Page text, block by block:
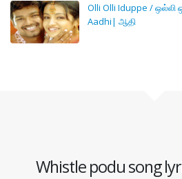
Olli Olli Iduppe / ஒல்லி
Aadhi| ஆதி
Whistle podu song